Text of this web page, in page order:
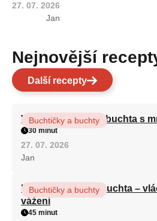
27. 07. 2026
Jan
Nejnovější
Další recepty
Vláčná olejová litá buchta s
Buchtičky a buchty
30 minut
27. 07. 2026
Jan
Hrnková maková buchta –
vážení
Buchtičky a buchty
45 minut